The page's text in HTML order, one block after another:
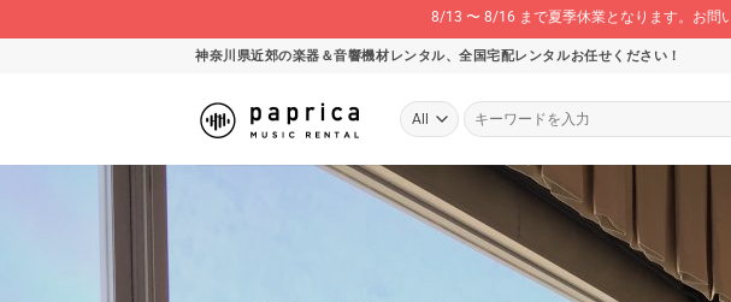
8/13 〜 8/16 まで夏季休業となります。お問
神奈川県近郊の楽器＆音響機材レンタル、全国宅配レンタルお任せください！
検
索